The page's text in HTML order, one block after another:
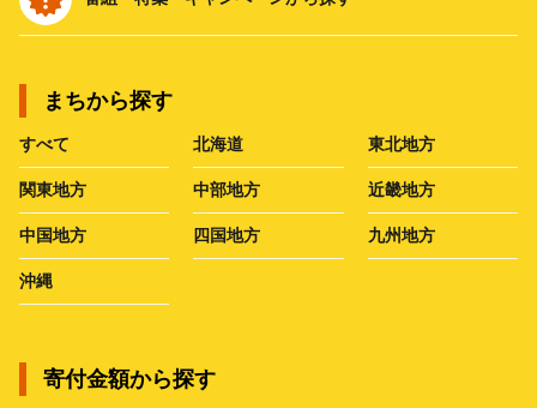
まちから探す
すべて 北海道 東北地方
関東地方 中部地方 近畿地方
中国地方 四国地方 九州地方
沖縄
寄付金額から探す